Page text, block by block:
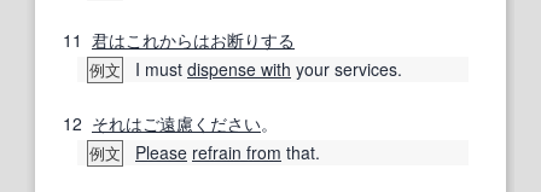
11 君はこれからはお断りする
例文 I must dispense with your services.
12 それはご遠慮ください。
例文 Please refrain from that.